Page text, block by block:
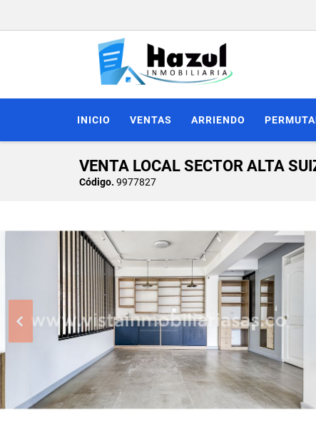
INICIO VENTAS ARRIENDO
VENTA LOCAL SECTOR ALTA
Código. 9977827